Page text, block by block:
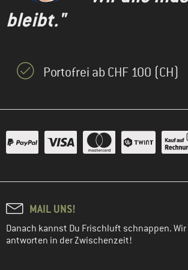
bleibt."
Portofrei ab CHF 100 (CH)
MAIL UNS!
Danach kannst Du Frischluft schnappen. Wir
antworten in der Zwischenzeit!